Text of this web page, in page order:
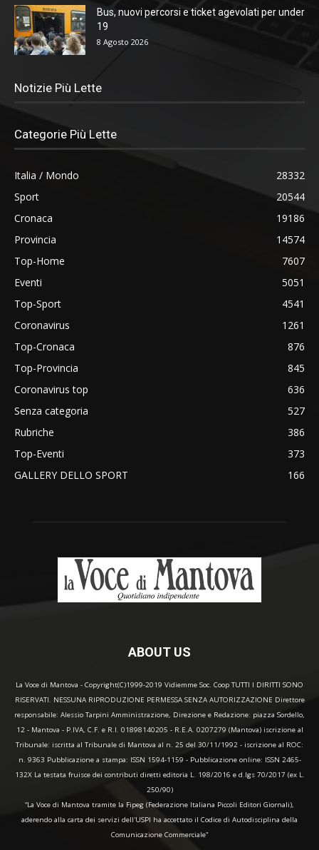
Bus, nuovi percorsi e ticket agevolati per under
19
8 Agosto 2026
Notizie Più Lette
Categorie Più Lette
Italia / Mondo
28332
Sport
20544
Cronaca
19186
Provincia
14574
Top-Home
7607
Eventi
5051
Top-Sport
4541
Coronavirus
1261
Top-Cronaca
876
Top-Provincia
845
Coronavirus top
636
Senza categoria
527
Rubriche
386
Top-Eventi
373
GALLERY DELLO SPORT
166
ABOUT US
La Voce di Mantova - Copyright(C)1999-2019 Vidiemme Soc. Coop TUTTI I DIRITTI SONO
RISERVATI. NESSUNA RIPRODUZIONE PERMESSA SENZA AUTORIZZAZIONE Direttore
responsabile: Alessio Tarpini Amministrazione, Direzione e Redazione: piazza Sordello,
12 - Mantova - P.IVA, C.F. e R.I. 01898140205 - R.E.A. 0207279 (Mantova) iscrizione al
Tribunale: iscritta al Tribunale di Mantova al n. 25 del 30/11/1992 - iscrizione al ROC:
n. 9363 Pubblicazione a stampa: ISSN 1594-1159 - Pubblicazione online: ISSN 2465-
132X La testata fruisce dei contributi diretti editoria L. 198/2016 e d.lgs 70/2017 (ex L.
250/90)
“La Voce di Mantova tramite la Fipeg (Federazione Italiana Piccoli Editori Giornali),
aderendo alla carta dei servizi dell'USPI ha accettato il Codice di Autodisciplina della
Comunicazione Commerciale"